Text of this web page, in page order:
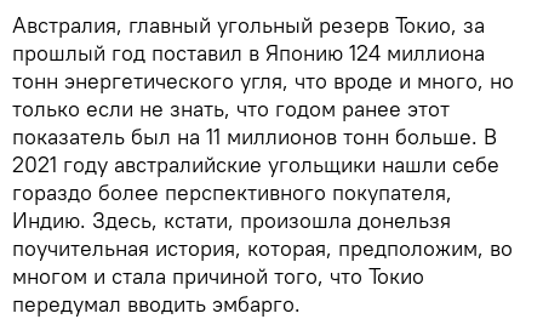
Австралия, главный угольный резерв Токио, за
прошлый год поставил в Японию 124 миллиона
тонн энергетического угля, что вроде и много, но
только если не знать, что годом ранее этот
показатель был на 11 миллионов тонн больше. В
2021 году австралийские угольщики нашли себе
гораздо более перспективного покупателя,
Индию. Здесь, кстати, произошла донельзя
поучительная история, которая, предположим, во
многом и стала причиной того, что Токио
передумал вводить эмбарго.